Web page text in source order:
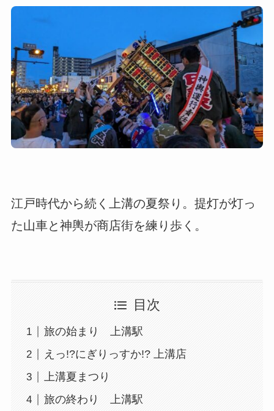
江戸時代から続く上溝の夏祭り。提灯が灯っ
た山車と神輿が商店街を練り歩く。
目次
旅の始まり 上溝駅
えっ!?にぎりっすか!? 上溝店
上溝夏まつり
旅の終わり 上溝駅